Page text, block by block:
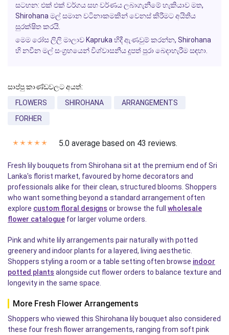
සටහන: එක් එක් වර්ගය සහ වර්ණය ලබාගැනීමේ හැකියාව මත,
Shirohana මල් සමාන වටිනාකමකින් වෙනස් කිරීමට අයිතිය
සුරක්ෂිත කරයි.
මෙම රෝස ලිලි මාලාව Kapruka හිදී ඇණවුම් කරන්න, Shirohana
හි නවීන මල් සංග්‍රහයෙන් විශ්වාසනීය දූපත් පුරා බෙදාහැරීම සඳහා.
සාප්පු කාණ්ඩවලට අයත්:
FLOWERS
SHIROHANA
ARRANGEMENTS
FORHER
✭ ✭ ✭ ✭ ✭ 5.0 average based on 43 reviews.
Fresh lily bouquets from Shirohana sit at the premium end of Sri
Lanka's florist market, favoured by home decorators and
professionals alike for their clean, structured blooms. Shoppers
who want something beyond a standard arrangement often
explore custom floral designs or browse the full wholesale
flower catalogue for larger volume orders.
Pink and white lily arrangements pair naturally with potted
greenery and indoor plants for a layered, living aesthetic.
Shoppers styling a room or a table setting often browse indoor
potted plants alongside cut flower orders to balance texture and
longevity in the same space.
More Fresh Flower Arrangements
Shoppers who viewed this Shirohana lily bouquet also considered
these four fresh flower arrangements, ranging from soft pink